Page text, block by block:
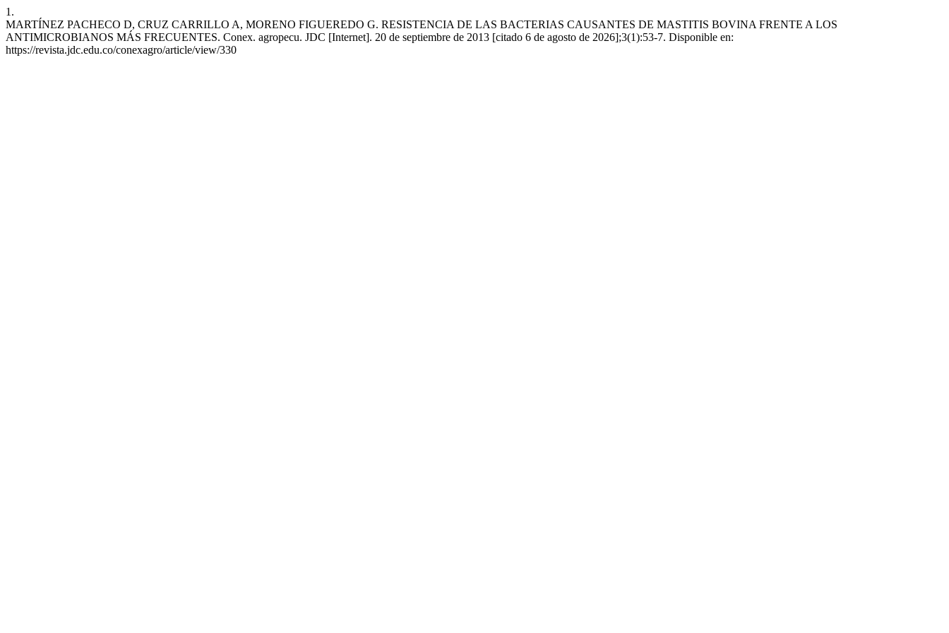
1.
MARTÍNEZ PACHECO D, CRUZ CARRILLO A, MORENO FIGUEREDO G. RESISTENCIA DE LAS BACTERIAS CAUSANTES DE MASTITIS BOVINA FRENTE A LOS
ANTIMICROBIANOS MÁS FRECUENTES. Conex. agropecu. JDC [Internet]. 20 de septiembre de 2013 [citado 6 de agosto de 2026];3(1):53-7. Disponible en:
https://revista.jdc.edu.co/conexagro/article/view/330